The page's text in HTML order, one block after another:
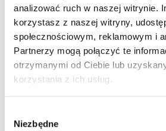
analizować ruch w naszej witrynie.
korzystasz z naszej witryny,
społecznościowym, reklamowym i
Partnerzy mogą połączyć te
otrzymanymi od Ciebie lub
korzystania z ich usług.
zgody
Niezbędne